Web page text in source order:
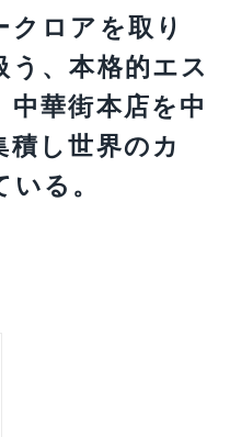
クロアを取り
う、本格的エス
中華街本店を中
し世界のカ
る。